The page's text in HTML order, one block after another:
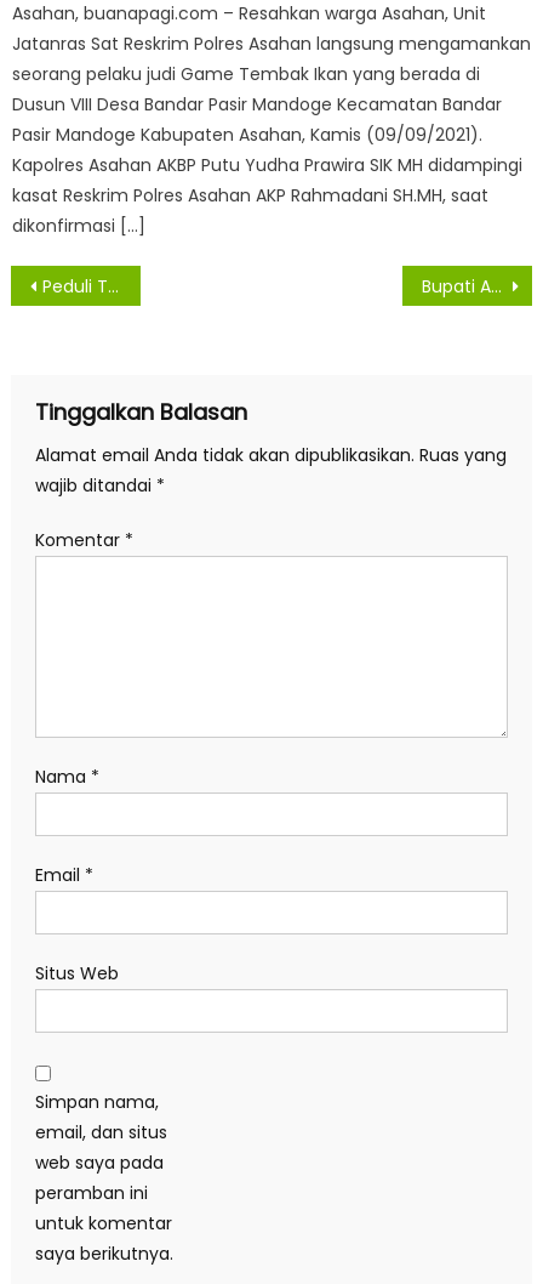
Asahan, buanapagi.com – Resahkan warga Asahan, Unit
Jatanras Sat Reskrim Polres Asahan langsung mengamankan
seorang pelaku judi Game Tembak Ikan yang berada di
Dusun VIII Desa Bandar Pasir Mandoge Kecamatan Bandar
Pasir Mandoge Kabupaten Asahan, Kamis (09/09/2021).
Kapolres Asahan AKBP Putu Yudha Prawira SIK MH didampingi
kasat Reskrim Polres Asahan AKP Rahmadani SH.MH, saat
dikonfirmasi […]
Navigasi
Peduli Terhadap Hak Asasi Manusia, Bupati Asahan Terima Penghargaan Bupati Asahan Bertemu Dengan Owner PT. IPS Bahas Pembukaan Tanggul
Tinggalkan Balasan
Alamat email Anda tidak akan dipublikasikan. Ruas yang
wajib ditandai *
Komentar *
Nama *
Email *
Situs Web
Simpan nama,
email, dan situs
web saya pada
peramban ini
untuk komentar
saya berikutnya.